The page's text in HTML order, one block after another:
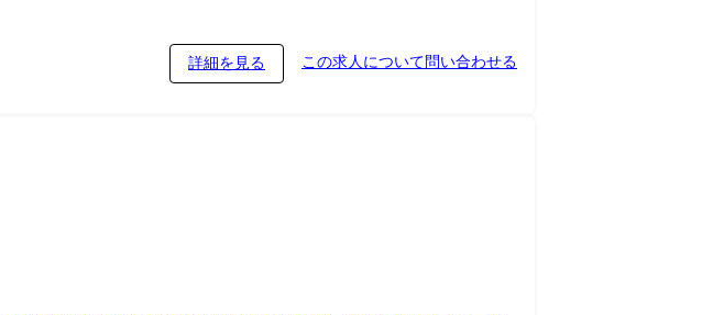
詳細を見る この求人について問い合わせる